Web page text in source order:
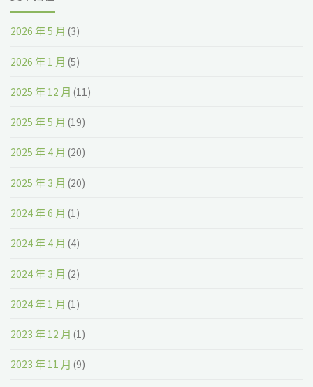
2026 年 5 月 (3)
2026 年 1 月 (5)
2025 年 12 月 (11)
2025 年 5 月 (19)
2025 年 4 月 (20)
2025 年 3 月 (20)
2024 年 6 月 (1)
2024 年 4 月 (4)
2024 年 3 月 (2)
2024 年 1 月 (1)
2023 年 12 月 (1)
2023 年 11 月 (9)